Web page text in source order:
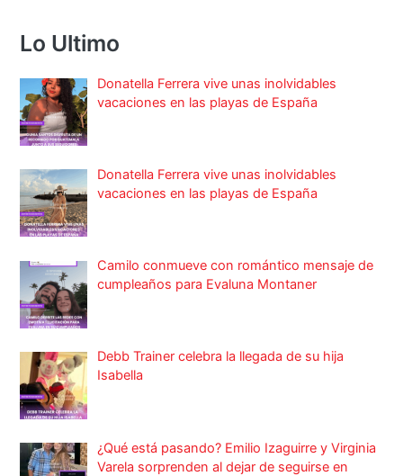
Lo Ultimo
Donatella Ferrera vive unas inolvidables
vacaciones en las playas de España
Donatella Ferrera vive unas inolvidables
vacaciones en las playas de España
Camilo conmueve con romántico mensaje de
cumpleaños para Evaluna Montaner
Debb Trainer celebra la llegada de su hija
Isabella
¿Qué está pasando? Emilio Izaguirre y Virginia
Varela sorprenden al dejar de seguirse en